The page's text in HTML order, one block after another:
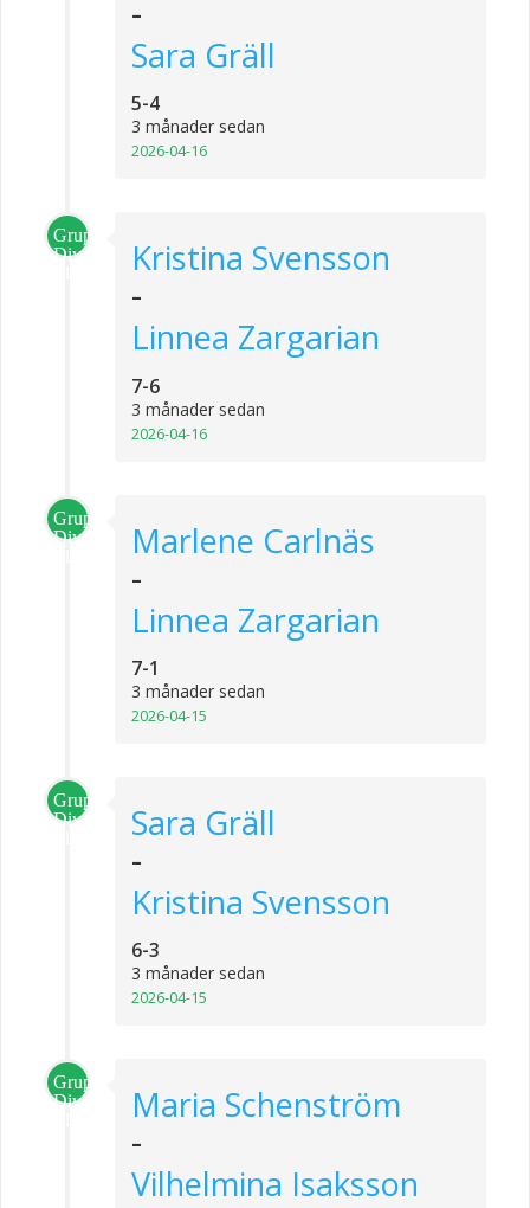
-
Sara Gräll
5-4
3 månader sedan
2026-04-16
Grupp
Division
Kristina Svensson
-
Linnea Zargarian
7-6
3 månader sedan
2026-04-16
Grupp
Division
Marlene Carlnäs
-
Linnea Zargarian
7-1
3 månader sedan
2026-04-15
Grupp
Division
Sara Gräll
-
Kristina Svensson
6-3
3 månader sedan
2026-04-15
Grupp
Division
Maria Schenström
-
Vilhelmina Isaksson